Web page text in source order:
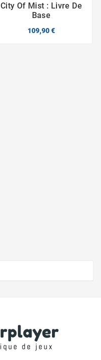
City Of Mist : Livre De
Base
109,90 €